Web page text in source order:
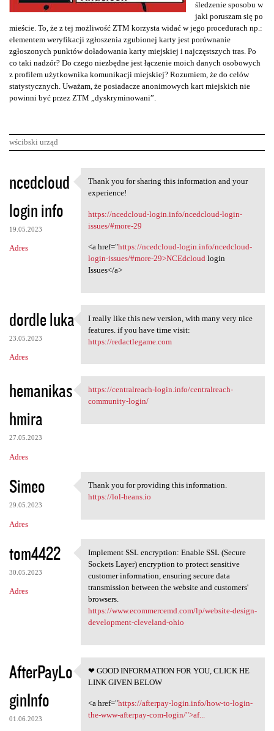
śledzenie sposobu w
jaki poruszam się po
mieście. To, że z tej możliwość ZTM korzysta widać w jego procedurach np.:
elementem weryfikacji zgłoszenia zgubionej karty jest porównanie
zgłoszonych punktów doładowania karty miejskiej i najczęstszych tras. Po
co taki nadzór? Do czego niezbędne jest łączenie moich danych osobowych
z profilem użytkownika komunikacji miejskiej? Rozumiem, że do celów
statystycznych. Uważam, że posiadacze anonimowych kart miejskich nie
powinni być przez ZTM „dyskryminowani”.
wścibski urząd
K
o
m
e
n
z
e
ncedcloud
login info
19.05.2023
Adres
Thank you for sharing this
Thank you for sharing this information and your
experience!
https://ncedcloud-login.info/ncedcloud-login-
issues/#more-29
<a href="https://ncedcloud-login.info/ncedcloud-
login-issues/#more-29>NCEdcloudlogin
Issues</a>
dordle luka
23.05.2023
Adres
I really like this new
I really like this new version, with many very nice
features. if you have time visit:
https://redactlegame.com
hemanikas
hmira
27.05.2023
Adres
https://centralreach-login
https://centralreach-login.info/centralreach-
community-login/
Simeo
29.05.2023
Adres
Thank you for providing this
Thank you for providing this information.
https://lol-beans.io
tom4422
30.05.2023
Adres
Implement SSL encryption:
Implement SSL encryption: Enable SSL (Secure
Sockets Layer) encryption to protect sensitive
customer information, ensuring secure data
transmission between the website and customers'
browsers.
https://www.ecommercemd.com/lp/website-design-
development-cleveland-ohio
AfterPayLo
ginInfo
01.06.2023
❤ GOOD INFORMATION FOR YOU,
❤ GOOD INFORMATION FOR YOU, CLICK HE
LINK GIVEN BELOW
<a href="https://afterpay-login.info/how-to-login-
the-www-afterpay-com-login/">af...